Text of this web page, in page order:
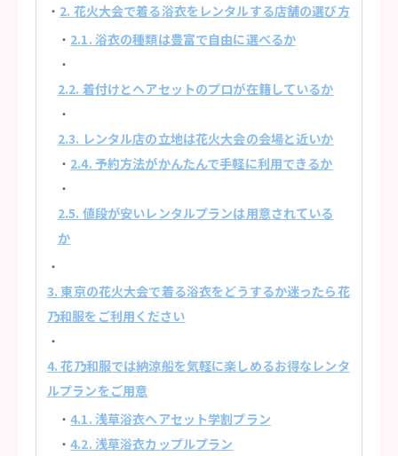
2. 花火大会で着る浴衣をレンタルする店舗の選び方
2.1. 浴衣の種類は豊富で自由に選べるか
2.2. 着付けとヘアセットのプロが在籍しているか
2.3. レンタル店の立地は花火大会の会場と近いか
2.4. 予約方法がかんたんで手軽に利用できるか
2.5. 値段が安いレンタルプランは用意されている
か
3. 東京の花火大会で着る浴衣をどうするか迷ったら花
乃和服をご利用ください
4. 花乃和服では納涼船を気軽に楽しめるお得なレンタ
ルプランをご用意
4.1. 浅草浴衣ヘアセット学割プラン
4.2. 浅草浴衣カップルプラン